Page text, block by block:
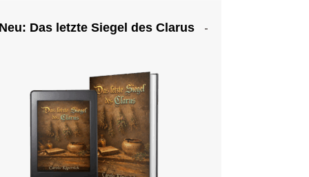
Das letzte Siegel des Clarus